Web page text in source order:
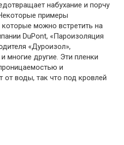
набухание и порчу
примеры
можно встретить на
DuPont, «Пароизоляция
«Дуроизол»,
многие другие. Эти пленки
и
воды, так что под кровлей